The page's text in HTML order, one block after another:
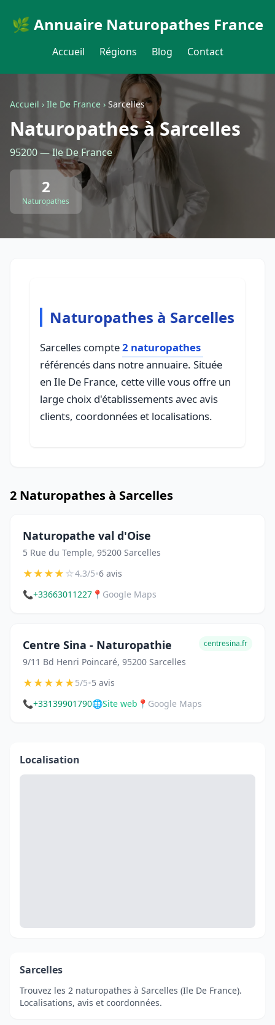
🌿 Annuaire Naturopathes France
Accueil Régions Blog Contact
Accueil › Ile De France › Sarcelles
Naturopathes à Sarcelles
95200 — Ile De France
2
Naturopathes
Naturopathes à Sarcelles
Sarcelles compte2 naturopathes
référencés dans notre annuaire. Située
en Ile De France, cette ville vous offre un
large choix d'établissements avec avis
clients, coordonnées et localisations.
2 Naturopathes à Sarcelles
Naturopathe val d'Oise
5 Rue du Temple, 95200 Sarcelles
★★★★☆4.3/5•6 avis
📞+33663011227 📍 Google Maps
Centre Sina - Naturopathie
9/11 Bd Henri Poincaré, 95200 Sarcelles
centresina.fr
★★★★★5/5•5 avis
📞+33139901790🌐Site web 📍 Google Maps
Localisation
Sarcelles
Trouvez les 2 naturopathes à Sarcelles (Ile De France).
Localisations, avis et coordonnées.